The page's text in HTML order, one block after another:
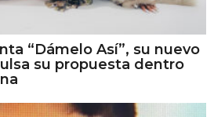
“Dámelo Así”, su nuevo
su propuesta dentro